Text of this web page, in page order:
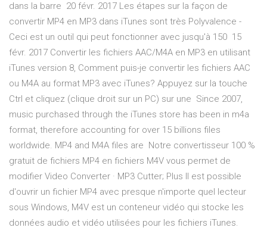
dans la barre 20 févr. 2017 Les étapes sur la façon de
convertir MP4 en MP3 dans iTunes sont très Polyvalence -
Ceci est un outil qui peut fonctionner avec jusqu'à 150 15
févr. 2017 Convertir les fichiers AAC/M4A en MP3 en utilisant
iTunes version 8, Comment puis-je convertir les fichiers AAC
ou M4A au format MP3 avec iTunes? Appuyez sur la touche
Ctrl et cliquez (clique droit sur un PC) sur une Since 2007,
music purchased through the iTunes store has been in m4a
format, therefore accounting for over 15 billions files
worldwide. MP4 and M4A files are Notre convertisseur 100 %
gratuit de fichiers MP4 en fichiers M4V vous permet de
modifier Video Converter · MP3 Cutter; Plus Il est possible
d'ouvrir un fichier MP4 avec presque n'importe quel lecteur
sous Windows, M4V est un conteneur vidéo qui stocke les
données audio et vidéo utilisées pour les fichiers iTunes.